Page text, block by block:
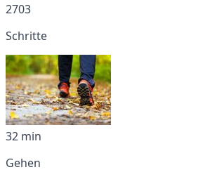
2703
Schritte
32 min
Gehen